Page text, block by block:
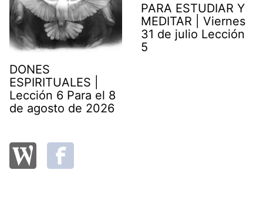
DONES
ESPIRITUALES |
Lección 6 Para el 8
de agosto de 2026
PARA ESTUDIAR Y
MEDITAR | Viernes
31 de julio Lección
5